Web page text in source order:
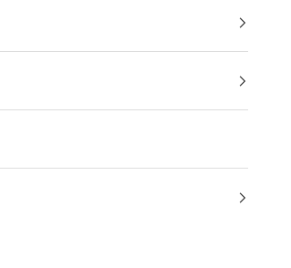
Marca, modelo y